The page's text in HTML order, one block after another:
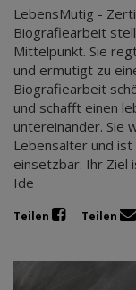
LebensMutig -
Biografiearbeit
Mittelpunkt. Sie
und ermutigt zu
Biografiearbeit
und schafft einen
untereinander. Sie
Lebensalter und
einsetzbar. Ihr Ziel
Ide
Teilen Teilen